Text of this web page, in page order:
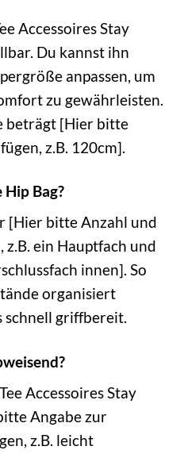
Accessoires Stay
Du kannst ihn
anpassen, um
zu gewährleisten.
beträgt [Hier bitte
z.B. 120cm].
Bag?
[Hier bitte Anzahl und
ein Hauptfach und
innen]. So
organisiert
schnell griffbereit.
Accessoires Stay
Angabe zur
z.B. leicht